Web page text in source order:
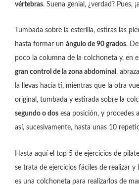
vértebras. Suena genial, ¿verdad? Pues,
Tumbada sobre la esterilla, estiras las
hasta formar un ángulo de 90 grados.
poco la columna de la colchoneta y, en
gran control de la zona abdominal ,
la llevas hacia ti, mientras que la otra
original, tumbada y estirada sobre la
segundo o dos esa posición, y procedes
así, sucesivamente, hasta unas 10
Hasta aquí el top 5 de ejercicios de
se trata de ejercicios fáciles de realizar y
es una colchoneta para realizarlos de